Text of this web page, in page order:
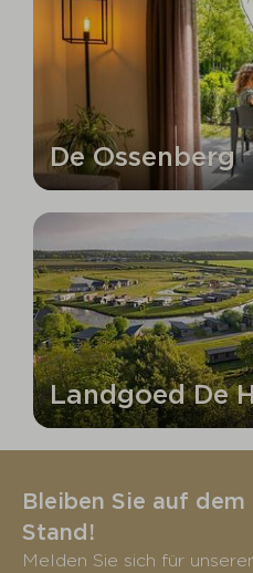
De Ossenberg
Landgoed De
Bleiben Sie auf dem
Stand!
Melden Sie sich für